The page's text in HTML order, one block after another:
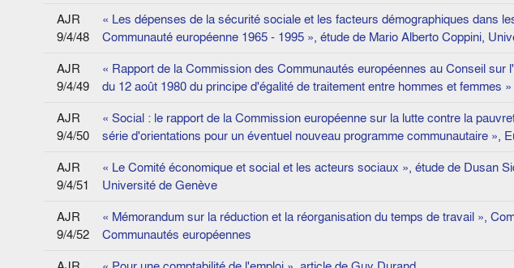
AJR
9/4/48
« Les dépenses de la sécurité sociale et les facteurs démographiques dans
Communauté européenne 1965 - 1995 », étude de Mario Alberto Coppini,
AJR
9/4/49
« Rapport de la Commission des Communautés européennes au Conseil sur
du 12 août 1980 du principe d'égalité de traitement entre hommes et femmes »
AJR
9/4/50
« Social : le rapport de la Commission européenne sur la lutte contre la
série d'orientations pour un éventuel nouveau programme communautaire »,
AJR
9/4/51
« Le Comité économique et social et les acteurs sociaux », étude de Dusan
Université de Genève
AJR
9/4/52
« Mémorandum sur la réduction et la réorganisation du temps de travail »,
Communautés européennes